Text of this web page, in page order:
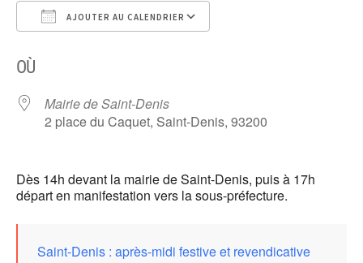
AJOUTER AU CALENDRIER
OÙ
Mairie de Saint-Denis
2 place du Caquet, Saint-Denis, 93200
Dès 14h devant la mairie de Saint-Denis, puis à 17h
départ en manifestation vers la sous-préfecture.
Saint-Denis : après-midi festive et revendicative